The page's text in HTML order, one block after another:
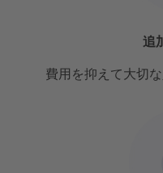
追
費用を抑えて大切